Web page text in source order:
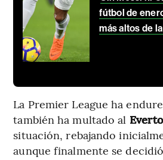
fútbol de
más altos de
La Premier League ha
también ha multado al
situación, rebajando
aunque finalmente se